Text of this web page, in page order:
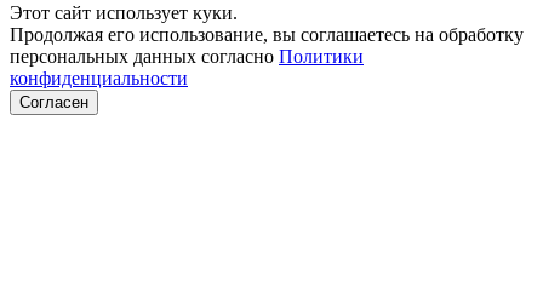
Этот сайт использует куки.
Продолжая его использование, вы соглашаетесь на обработку
персональных данных согласно Политики
конфиденциальности
Согласен